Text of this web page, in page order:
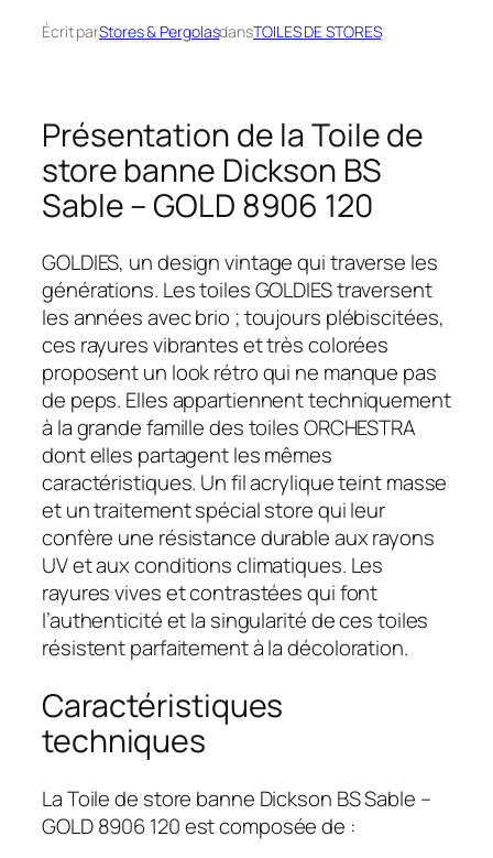
Écrit parStores & PergolasdansTOILES DE STORES
Présentation de la Toile de
store banne Dickson BS
Sable – GOLD 8906 120
GOLDIES, un design vintage qui traverse les
générations. Les toiles GOLDIES traversent
les années avec brio ; toujours plébiscitées,
ces rayures vibrantes et très colorées
proposent un look rétro qui ne manque pas
de peps. Elles appartiennent techniquement
à la grande famille des toiles ORCHESTRA
dont elles partagent les mêmes
caractéristiques. Un fil acrylique teint masse
et un traitement spécial store qui leur
confère une résistance durable aux rayons
UV et aux conditions climatiques. Les
rayures vives et contrastées qui font
l’authenticité et la singularité de ces toiles
résistent parfaitement à la décoloration.
Caractéristiques
techniques
La Toile de store banne Dickson BS Sable –
GOLD 8906 120 est composée de :